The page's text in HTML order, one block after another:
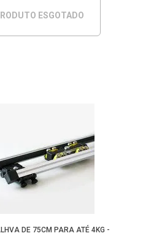
ESGOTADO
DE 75CM PARA ATÉ 4KG -